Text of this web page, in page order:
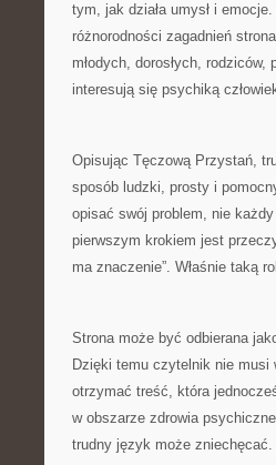
tym, jak działa umysł i
różnorodności zagadnień
młodych, dorosłych,
interesują się psychiką
Opisując Tęczową Przystań,
sposób ludzki, prosty i
opisać swój problem, nie
pierwszym krokiem jest
ma znaczenie”. Właśnie taką
Strona może być odbierana
Dzięki temu czytelnik nie musi
otrzymać treść, która
w obszarze zdrowia
trudny język może zniechęcać.